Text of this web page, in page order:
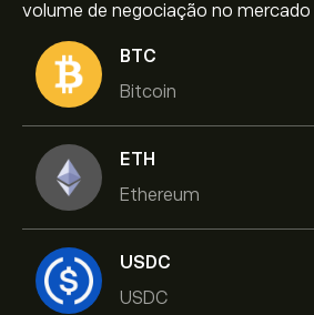
volume de negociação no mercado
BTC
Bitcoin
ETH
Ethereum
USDC
USDC